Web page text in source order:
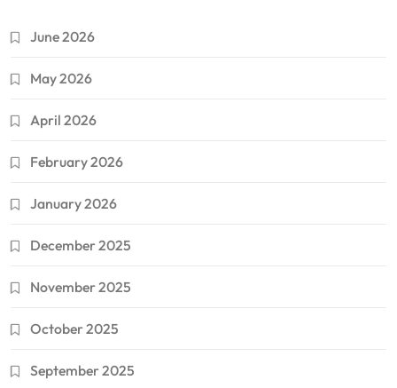
June 2026
May 2026
April 2026
February 2026
January 2026
December 2025
November 2025
October 2025
September 2025